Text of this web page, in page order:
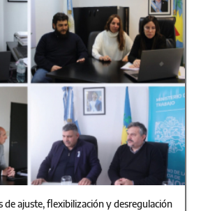
de ajuste, flexibilización y desregulación